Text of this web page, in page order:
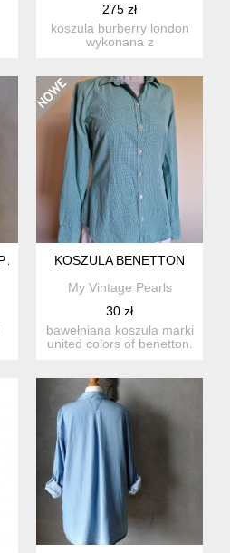
275 zł
koszula burberry london
wykonana z
ART PRINT MASAI XS S M
KOSZULA BENETTON
My Vintage Pearls
30 zł
bawełniana koszula marki
united colors of benetton.